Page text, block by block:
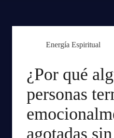
Energía Espiritual
¿Por qué
personas
agotadas